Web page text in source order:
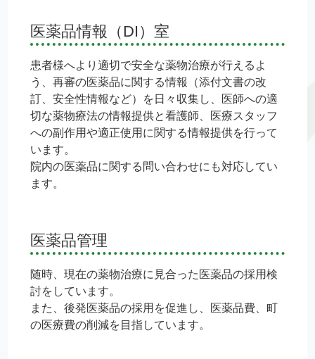
医薬品情報（DI）室
患者様へより適切で安全な薬物治療が行えるよ
う、再審の医薬品に関する情報（添付文書の改
訂、安全性情報など）を日々収集し、医師への適
切な薬物療法の情報提供と看護師、医療スタッフ
への副作用や適正使用に関する情報提供を行って
います。
院内の医薬品に関する問い合わせにも対応してい
ます。
医薬品管理
随時、現在の薬物治療に見合った医薬品の採用検
討をしています。
また、後発医薬品の採用を促進し、医薬品費、町
の医療費の削減を目指しています。